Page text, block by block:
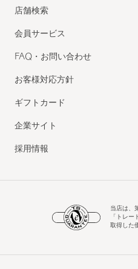
店舗検索
会員サービス
FAQ・お問い合わせ
お客様対応方針
ギフトカード
企業サイト
採用情報
当店は、
「トレ
取得した